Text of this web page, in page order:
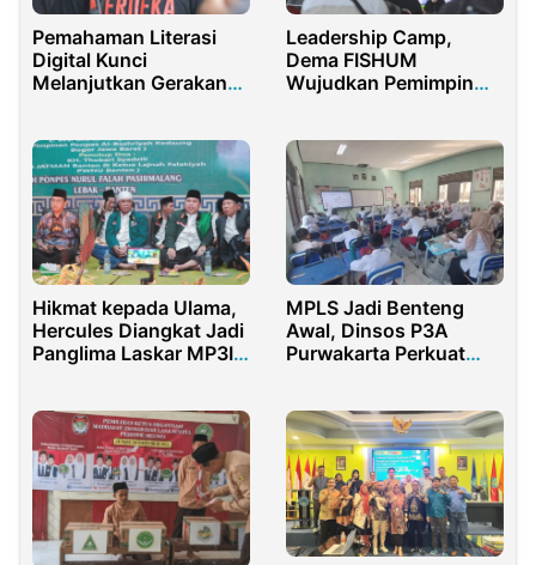
Pemahaman Literasi
Digital Kunci
Melanjutkan Gerakan
Leadership Camp,
Dema FISHUM
Wujudkan Pemimpin
Hikmat kepada Ulama,
Hercules Diangkat Jadi
Panglima Laskar MP3I
MPLS Jadi Benteng
Awal, Dinsos P3A
Purwakarta Perkuat